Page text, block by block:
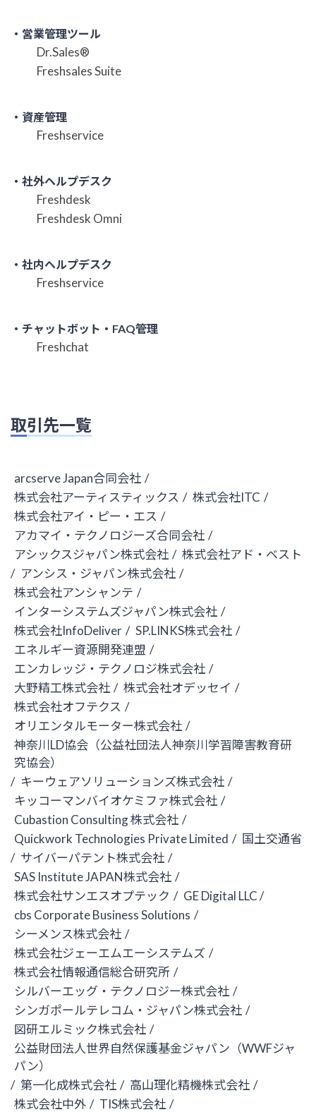
・営業管理ツール
Dr.Sales®
Freshsales Suite
・資産管理
Freshservice
・社外ヘルプデスク
Freshdesk
Freshdesk Omni
・社内ヘルプデスク
Freshservice
・チャットボット・FAQ管理
Freshchat
取引先一覧
arcserve Japan合同会社 /
株式会社アーティスティックス / 株式会社ITC /
株式会社アイ・ピー・エス /
アカマイ・テクノロジーズ合同会社 /
アシックスジャパン株式会社 / 株式会社アド・ベスト
/ アンシス・ジャパン株式会社 /
株式会社アンシャンテ /
インターシステムズジャパン株式会社 /
株式会社InfoDeliver / SP.LINKS株式会社 /
エネルギー資源開発連盟 /
エンカレッジ・テクノロジ株式会社 /
大野精工株式会社 / 株式会社オデッセイ /
株式会社オフテクス /
オリエンタルモーター株式会社 /
神奈川LD協会（公益社団法人神奈川学習障害教育研
究協会）
/ キーウェアソリューションズ株式会社 /
キッコーマンバイオケミファ株式会社 /
Cubastion Consulting 株式会社 /
Quickwork Technologies Private Limited / 国土交通省
/ サイバーパテント株式会社 /
SAS Institute JAPAN株式会社 /
株式会社サンエスオプテック / GE Digital LLC /
cbs Corporate Business Solutions /
シーメンス株式会社 /
株式会社ジェーエムエーシステムズ /
株式会社情報通信総合研究所 /
シルバーエッグ・テクノロジー株式会社 /
シンガポールテレコム・ジャパン株式会社 /
図研エルミック株式会社 /
公益財団法人世界自然保護基金ジャパン（WWFジャ
パン）
/ 第一化成株式会社 / 高山理化精機株式会社 /
株式会社中外 / TIS株式会社 /